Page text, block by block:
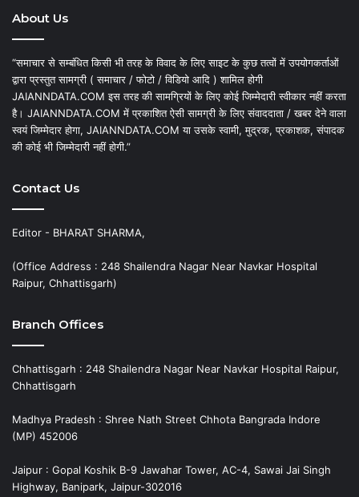
About Us
“समाचार से सम्बंधित किसी भी तरह के विवाद के लिए साइट के कुछ तत्वों में उपयोगकर्ताओं
द्वारा प्रस्तुत सामग्री ( समाचार / फोटो / विडियो आदि ) शामिल होगी
JAIANNDATA.COM इस तरह की सामग्रियों के लिए कोई जिम्मेदारी स्वीकार नहीं करता
है। JAIANNDATA.COM में प्रकाशित ऐसी सामग्री के लिए संवाददाता / खबर देने वाला
स्वयं जिम्मेदार होगा, JAIANNDATA.COM या उसके स्वामी, मुद्रक, प्रकाशक, संपादक
की कोई भी जिम्मेदारी नहीं होगी.”
Contact Us
Editor - BHARAT SHARMA,
(Office Address : 248 Shailendra Nagar Near Navkar Hospital
Raipur, Chhattisgarh)
Branch Offices
Chhattisgarh : 248 Shailendra Nagar Near Navkar Hospital Raipur,
Chhattisgarh
Madhya Pradesh : Shree Nath Street Chhota Bangrada Indore
(MP) 452006
Jaipur : Gopal Koshik B-9 Jawahar Tower, AC-4, Sawai Jai Singh
Highway, Banipark, Jaipur-302016